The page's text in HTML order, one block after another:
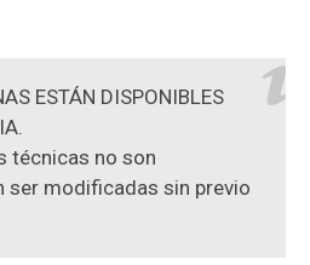
ESTÁN DISPONIBLES
técnicas no son
ser modificadas sin previo